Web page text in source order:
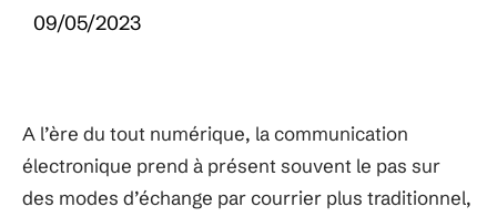
09/05/2023
A l’ère du tout numérique, la communication
électronique prend à présent souvent le pas sur
des modes d’échange par courrier plus traditionnel,